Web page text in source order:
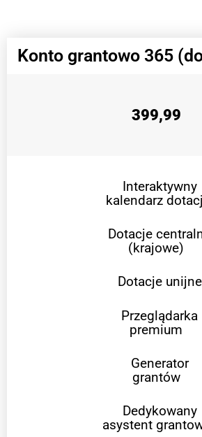
Konto grantowo 365
399,99
Interaktywny
kalendarz
Dotacje
(krajowe)
Dotacje unijne
Przeglądarka
premium
Generator
grantów
Dedykowany
asystent